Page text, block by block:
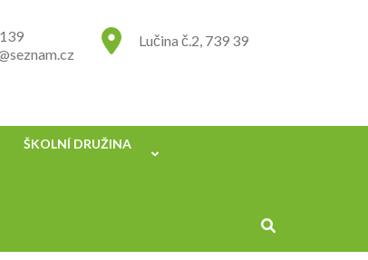
Lučina č.2, 739 39
ŠKOLNÍ DRUŽINA